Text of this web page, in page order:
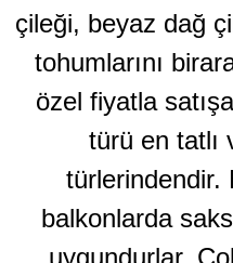
çileği, beyaz dağ
tohumlarını
özel fiyatla
türü en tatlı
türlerindendir.
balkonlarda
uygundurlar.